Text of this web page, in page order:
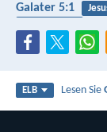
Galater 5:1
ELB Lesen Sie